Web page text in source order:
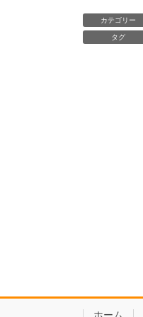
カテゴリー
タグ
ホーム